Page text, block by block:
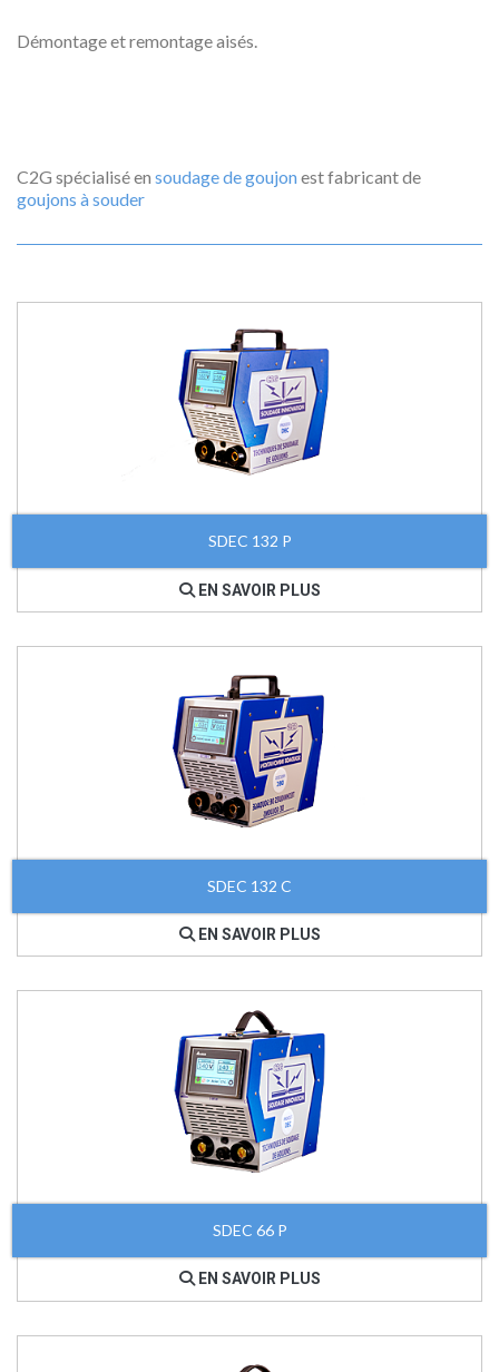
Démontage et remontage aisés.
C2G spécialisé en soudage de goujonest fabricant de
goujons à souder
SDEC 132 P
EN SAVOIR PLUS
SDEC 132 C
EN SAVOIR PLUS
SDEC 66 P
EN SAVOIR PLUS